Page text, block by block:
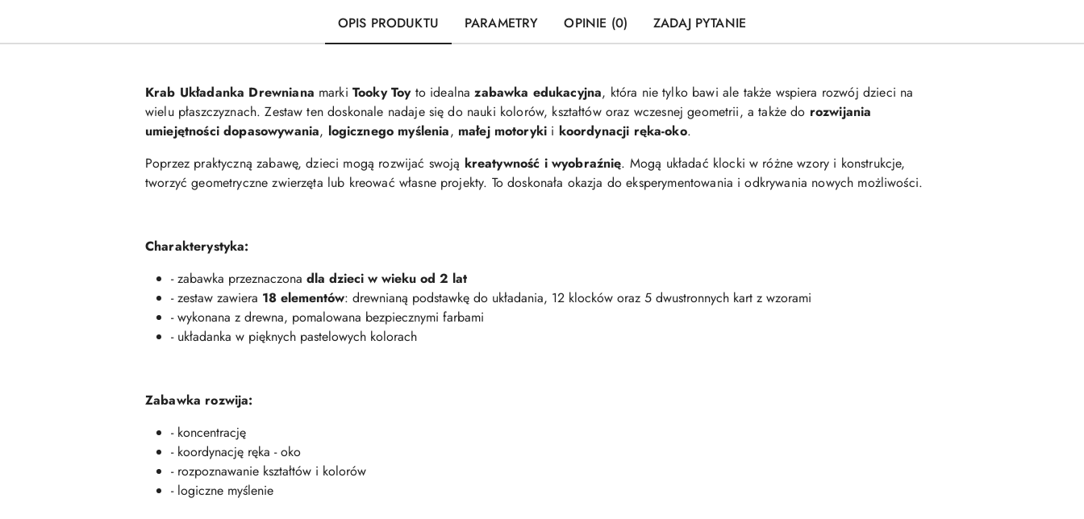
OPIS PRODUKTU PARAMETRY OPINIE (0) ZADAJ PYTANIE
Krab Układanka Drewniana marki Tooky Toyto idealnazabawka edukacyjna, która nie tylko bawi ale także wspiera rozwój dzieci na
wielu płaszczyznach. Zestaw ten doskonale nadaje się do nauki kolorów, kształtów oraz wczesnej geometrii, a także do rozwijania
umiejętności dopasowywania, logicznego myślenia, małej motoryki i koordynacji ręka-oko.
Poprzez praktyczną zabawę, dzieci mogą rozwijać swoją kreatywność i wyobraźnię. Mogą układać klocki w różne wzory i konstrukcje,
tworzyć geometryczne zwierzęta lub kreować własne projekty. To doskonała okazja do eksperymentowania i odkrywania nowych możliwości.
Charakterystyka:
- zabawka przeznaczona dla dzieci w wieku od 2 lat
- zestaw zawiera 18 elementów: drewnianą podstawkę do układania, 12 klocków oraz 5 dwustronnych kart z wzorami
- wykonana z drewna, pomalowana bezpiecznymi farbami
- układanka w pięknych pastelowych kolorach
Zabawka rozwija:
- koncentrację
- koordynację ręka - oko
- rozpoznawanie kształtów i kolorów
- logiczne myślenie